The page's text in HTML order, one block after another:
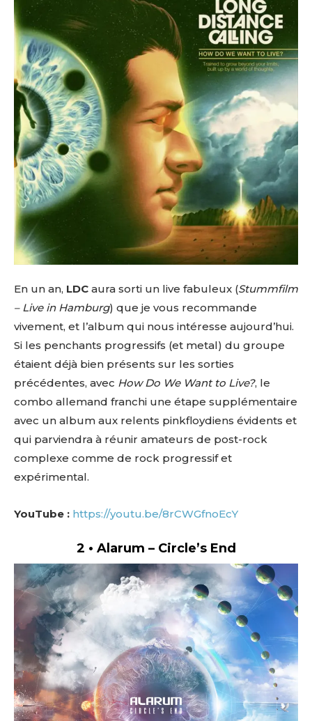
En un an, LDC aura sorti un live fabuleux (Stummfilm
– Live in Hamburg) que je vous recommande
vivement, et l’album qui nous intéresse aujourd’hui.
Si les penchants progressifs (et metal) du groupe
étaient déjà bien présents sur les sorties
précédentes, avec How Do We Want to Live?, le
combo allemand franchi une étape supplémentaire
avec un album aux relents pinkfloydiens évidents et
qui parviendra à réunir amateurs de post-rock
complexe comme de rock progressif et
expérimental.
YouTube : https://youtu.be/8rCWGfnoEcY
2 • Alarum – Circle’s End